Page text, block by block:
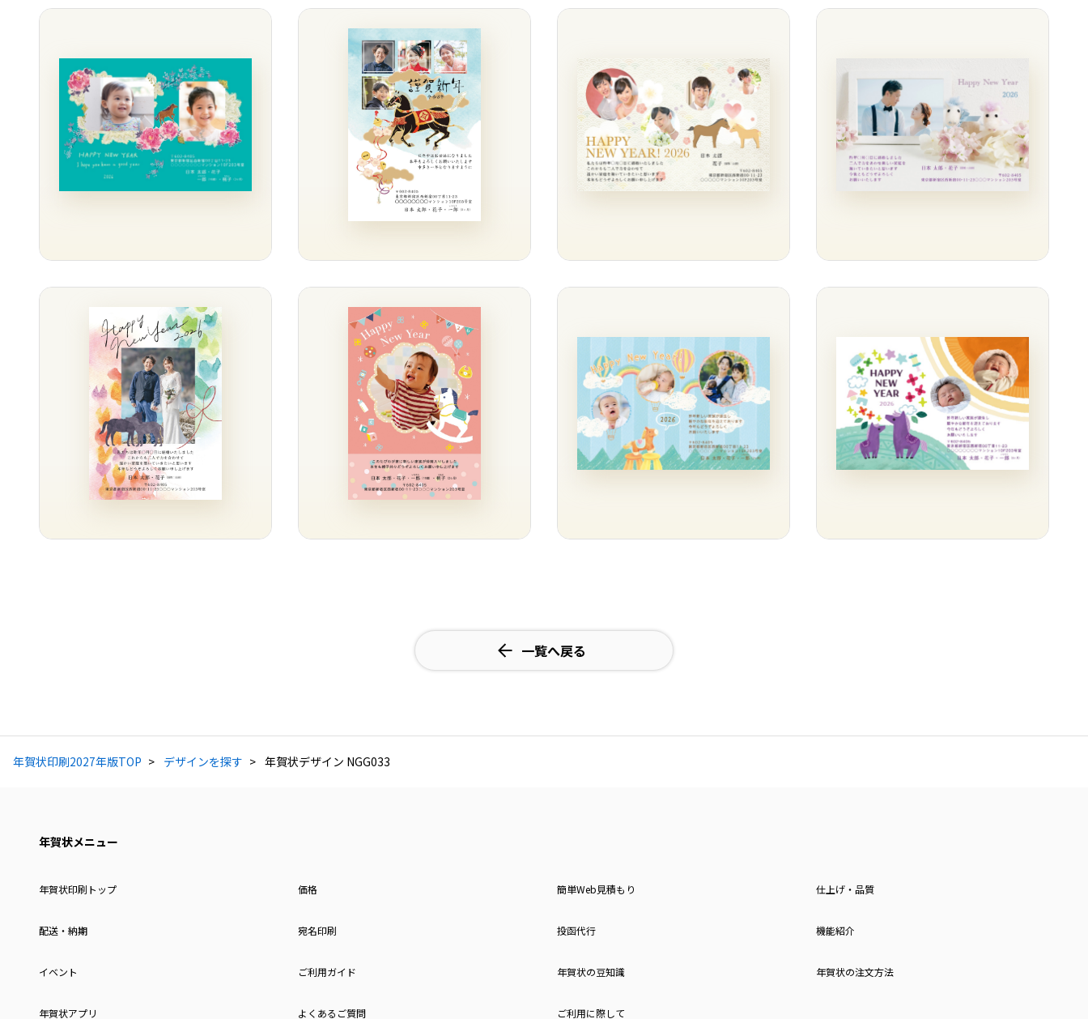
一覧へ戻る
年賀状印刷2027年版TOP デザインを探す 年賀状デザイン NGG033
年賀状メニュー
年賀状印刷トップ 価格 簡単Web見積もり 仕上げ・品質
配送・納期 宛名印刷 投函代行 機能紹介
イベント ご利用ガイド 年賀状の豆知識 年賀状の注文方法
年賀状アプリ よくあるご質問 ご利用に際して